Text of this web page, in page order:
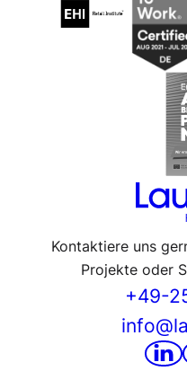
Kontaktiere uns
Projekte oder
+49-